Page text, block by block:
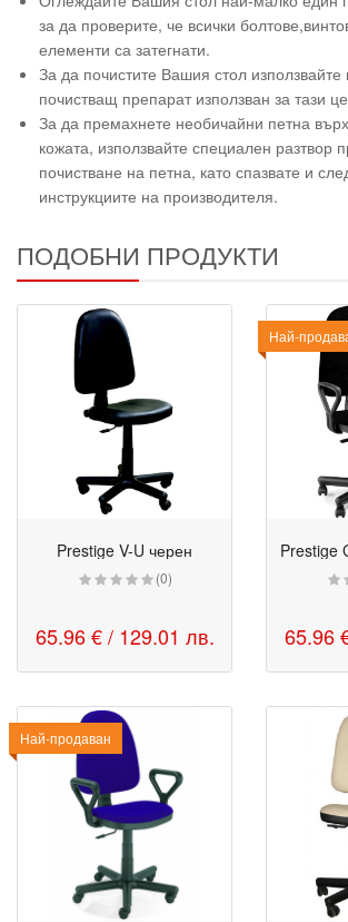
за да проверите, че всички
елементи са затегнати.
За да почистите Вашия стол
почистващ препарат използван за тази
За да премахнете необичайни петна
кожата, използвайте специален разтвор
почистване на петна, като спазвате и
инструкциите на производителя.
ПОДОБНИ ПРОДУКТИ
Prestige V-U черен
(0)
65.96 € / 129.01 лв.
Най-
65.96
Най-продаван